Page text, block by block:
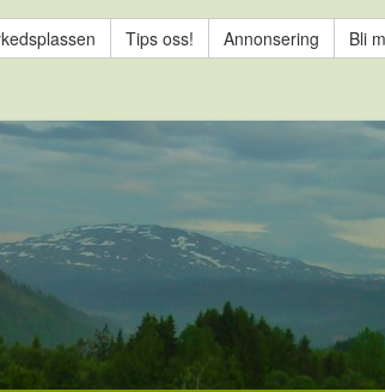
Tips oss! Annonsering Bli